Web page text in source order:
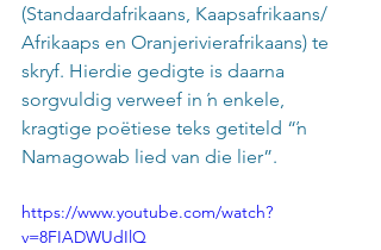
(Standaardafrikaans, Kaapsafrikaans/
Afrikaaps en Oranjerivierafrikaans) te
skryf. Hierdie gedigte is daarna
sorgvuldig verweef in ŉ enkele,
kragtige poëtiese teks getiteld “ŉ
Namagowab lied van die lier”.
https://www.youtube.com/watch?
v=8FIADWUdIlQ